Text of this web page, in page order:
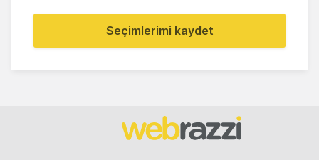
Seçimlerimi kaydet